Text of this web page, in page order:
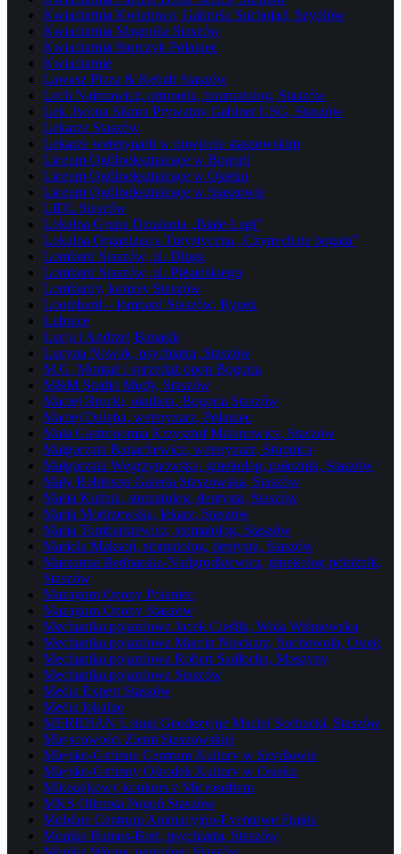
Kwiaciarnia Kwiatowo, Gabriela Suchojad, Szydłów
Kwiaciarnia Magnolia Staszów
Kwiaciarnia Storczyk Połaniec
Kwiaciarnie
Lawasz Pizza & Kebab Staszów
Lech Najmowicz, ortopeda, traumatolog, Staszów
Lek. Iwona Sikora Prywatny Gabinet USG, Staszów
Lekarze Staszów
Lekarze weterynarii w powiecie staszowskim
Liceum Ogólnokształcące w Bogorii
Liceum Ogólnokształcące w Osieku
Liceum Ogólnokształcące w Staszowie
LIDL Staszów
Lokalna Grupa Działania „Białe Ługi”
Lokalna Organizacja Turystyczna „Czym chata bogata”
Lombard Staszów, ul. Długa
Lombard Staszów, ul. Piłsudskiego
Lombardy, komisy Staszów
Loombard – lombard Staszów, Rynek
Łubnice
Łucja i Andrzej Banasik
Lucyna Nowak, psychiatra, Staszów
M.G. Montaż i sprzedaż opon Bogoria
M&M Studio Mody, Staszów
Maciej Brocki, okulista, Bogoria Staszów
Maciej Dulęba, weterynarz, Połaniec
Mała Gastronomia Krzysztof Malanowicz, Staszów
Małgorzata Banachewicz, weterynarz, Stopnica
Małgorzata Węgrzynowska, ginekolog, położnik, Staszów
Mały Robinson Galeria Staszowska, Staszów
Maria Kuźnia, stomatolog, dentysta, Staszów
Maria Modrzewska, lekarz, Staszów
Maria Tombarkiewicz, stomatolog, Staszów
Mariola Maksoń, stomatolog, dentysta, Staszów
Marzanna Bednarska-Nadgrodkiewicz, ginekolog położnik,
Staszów
Mazagum Opony Połaniec
Mazagum Opony Staszów
Mechanika pojazdowa Jacek Cieślik, Wola Wiśniowska
Mechanika pojazdowa Marcin Nieckarz, Suchowola, Osiek
Mechanika pojazdowa Robert Sadłocha, Moszyny
Mechanika pojazdowa Staszów
Media Expert Staszów
Media lokalne
MERIDIAN Usługi Geodezyjne Maciej Sochacki, Staszów
Miejscowości Ziemi Staszowskiej
Miejsko-Gminne Centrum Kultury w Szydłowie
Miejsko-Gminny Ośrodek Kultury w Osieku
Mikołajkowy konkurs z Microsoftem
MKS Olimpia Pogoń Staszów
Mobilne Centrum Animacyjno-Eventowe Frajda
Monika Ramos-Bort, psychiatra, Staszów